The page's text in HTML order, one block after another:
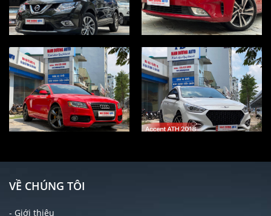
VỀ CHÚNG TÔI
- Giới thiệu